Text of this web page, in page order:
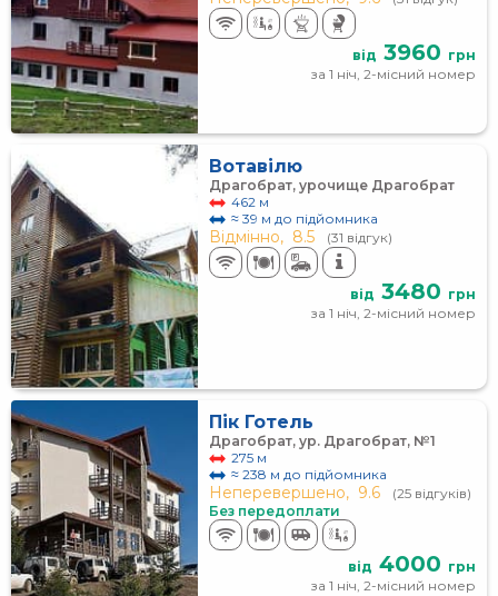
від 3960 грн
за 1 ніч, 2-місний номер
Вотавілю
Драгобрат, урочище Драгобрат
462 м
≈ 39 м до підйомника
Відмінно, 8.5 (31 відгук)
від 3480 грн
за 1 ніч, 2-місний номер
Пік Готель
Драгобрат, ур. Драгобрат, №1
275 м
≈ 238 м до підйомника
Неперевершено, 9.6
(25 відгуків)
Без передоплати
від 4000 грн
за 1 ніч, 2-місний номер